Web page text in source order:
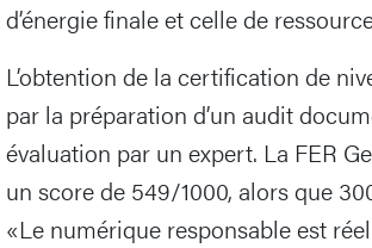
d’énergie finale et celle de
L’obtention de la certification de
par la préparation d’un audit
évaluation par un expert. La FER
un score de 549/1000, alors que
«Le numérique responsable est